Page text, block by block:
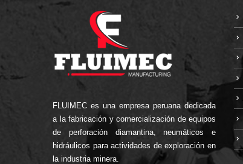
FLUIMEC es una empresa peruana dedicada
a la fabricación y comercialización de equipos
de perforación diamantina, neumáticos e
hidráulicos para actividades de exploración en
la industria minera.